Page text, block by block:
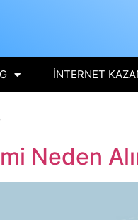
İNTERNET
Neden